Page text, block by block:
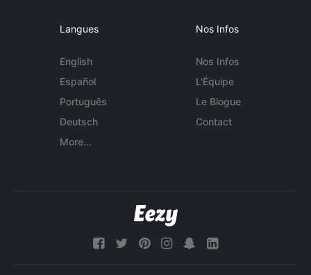
Langues
English
Español
Português
Deutsch
More...
Nos Infos
Nos Infos
L'Équipe
Le Blogue
Contact